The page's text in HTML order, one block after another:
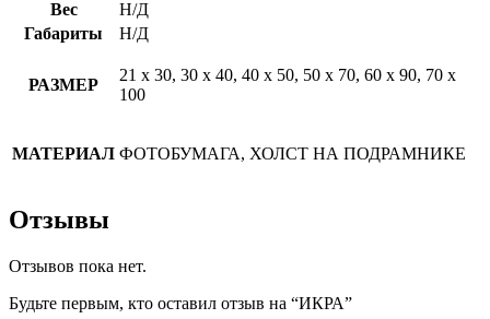
Вес
Н/Д
Габариты
Н/Д
РАЗМЕР
21 х 30, 30 х 40, 40 х 50, 50 х 70, 60 х 90, 70 х
100
МАТЕРИАЛ ФОТОБУМАГА, ХОЛСТ НА ПОДРАМНИКЕ
Отзывы
Отзывов пока нет.
Будьте первым, кто оставил отзыв на “ИКРА”